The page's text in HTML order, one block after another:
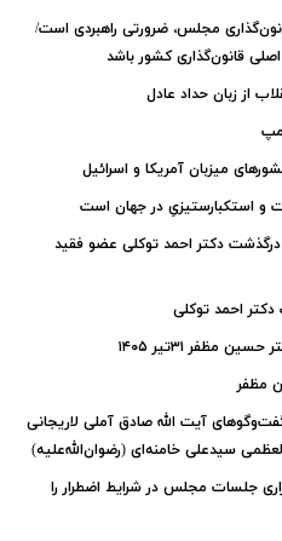
مجلس، ضرورتی راهبردی است/
قانون‌گذاری کشور باشد
از زبان حداد عادل
میزبان آمریکا و اسرائیل
و استکبارستیزیِ در جهان است
دکتر احمد توکلی عضو فقید
دکتر احمد توکلی
۳۱تیر ۱۴۰۵
مظفر
آیت ‌الله صادق آملی لاریجانی
سیدعلی خامنه‌ای (رضوان‌الله‌علیه)
جلسات مجلس در شرایط اضطرار را